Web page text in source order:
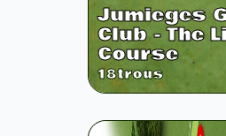
Jumieges
Club - The
Course
18trous